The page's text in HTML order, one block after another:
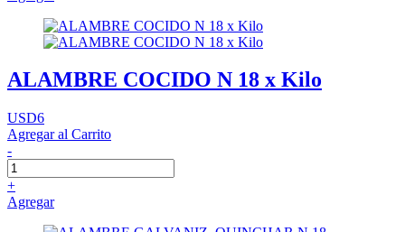
ALAMBRE COCIDO N 18 x Kilo
USD6
Agregar al Carrito
-
+
Agregar